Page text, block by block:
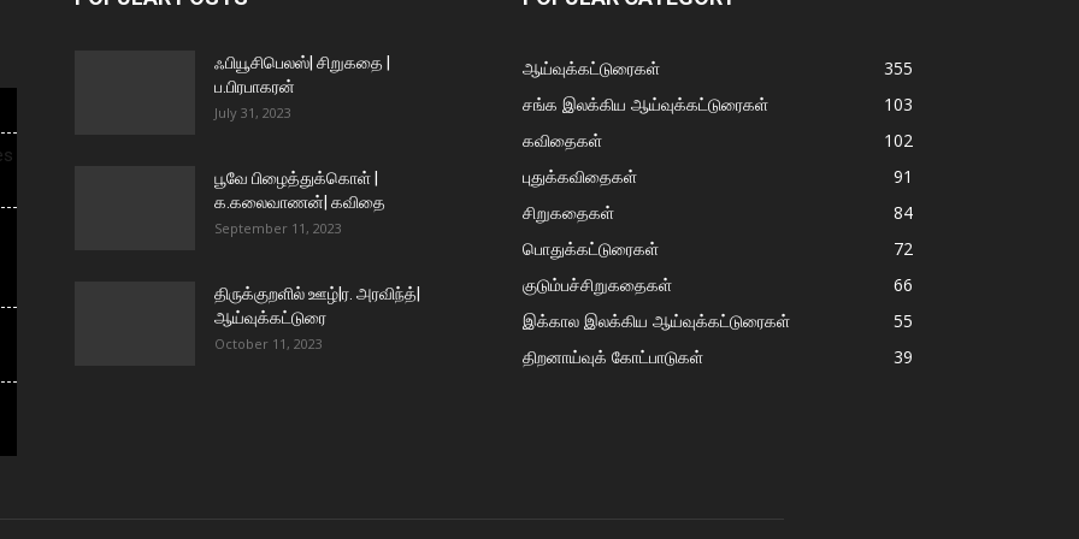
ஃபியூசிபெலஸ்| சிறுகதை |
ப.பிரபாகரன்
July 31, 2023
பூவே பிழைத்துக்கொள் |
க.கலைவாணன்| கவிதை
September 11, 2023
திருக்குறளில் ஊழ்|ர. அரவிந்த்|
ஆய்வுக்கட்டுரை
October 11, 2023
ஆய்வுக்கட்டுரைகள்
355
சங்க இலக்கிய ஆய்வுக்கட்டுரைகள்
103
கவிதைகள்
102
புதுக்கவிதைகள்
91
சிறுகதைகள்
84
பொதுக்கட்டுரைகள்
72
குடும்பச்சிறுகதைகள்
66
இக்கால இலக்கிய ஆய்வுக்கட்டுரைகள்
55
திறனாய்வுக் கோட்பாடுகள்
39